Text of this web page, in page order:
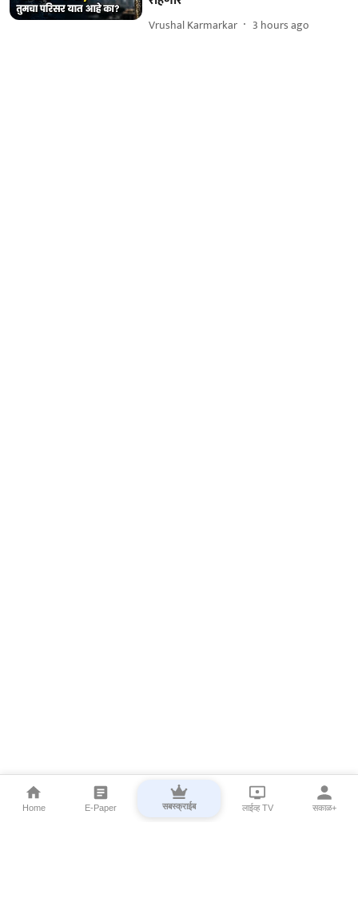
Vrushal Karmarkar 3 hours ago
Home E-Paper सबस्क्राईब लाईव्ह TV सकाळ+